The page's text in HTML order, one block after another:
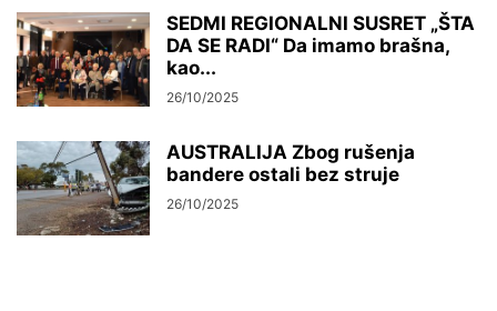
SEDMI REGIONALNI SUSRET „ŠTA
DA SE RADI“ Da imamo brašna,
kao...
26/10/2025
AUSTRALIJA Zbog rušenja
bandere ostali bez struje
26/10/2025